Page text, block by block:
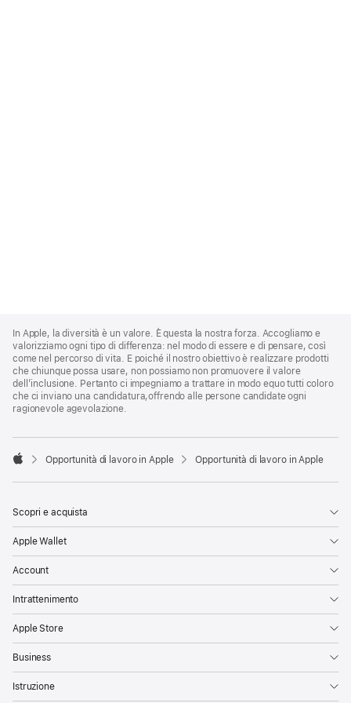
Footer
In Apple, la diversità è un valore. È questa la nostra forza. Accogliamo e
valorizziamo ogni tipo di differenza: nel modo di essere e di pensare, così
come nel percorso di vita. E poiché il nostro obiettivo è realizzare prodotti
che chiunque possa usare, non possiamo non promuovere il valore
dell’inclusione. Pertanto ci impegniamo a trattare in modo equo tutti coloro
che ci inviano una candidatura,offrendo alle persone candidate ogni
ragionevole agevolazione.

Opportunità di lavoro in Apple Opportunità di lavoro in Apple
Scopri e acquista
Apple Wallet
Account
Intrattenimento
Apple Store
Business
Istruzione